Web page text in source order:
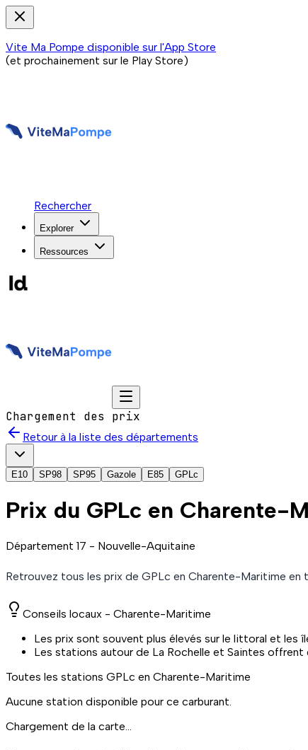
Vite Ma Pompe disponible sur l'App Store
(et prochainement sur le Play Store)
Rechercher
Explorer
Ressources
Chargement des prix
Retour à la liste des départements
E10 SP98 SP95 Gazole E85 GPLc
Prix du GPLc en Charente-
Département 17 - Nouvelle-Aquitaine
Retrouvez tous les prix de GPLc en Charente-Maritime en
Conseils locaux - Charente-Maritime
Les prix sont souvent plus élevés sur le littoral et les
Les stations autour de La Rochelle et Saintes offrent
Toutes les stations GPLc en Charente-Maritime
Aucune station disponible pour ce carburant.
Chargement de la carte...